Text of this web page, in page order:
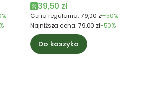
Cena promocyjna
39,50 zł
Cena regularna: 79,00 zł-50%
Najniższa cena: 79,00 zł-50%
Do koszyka